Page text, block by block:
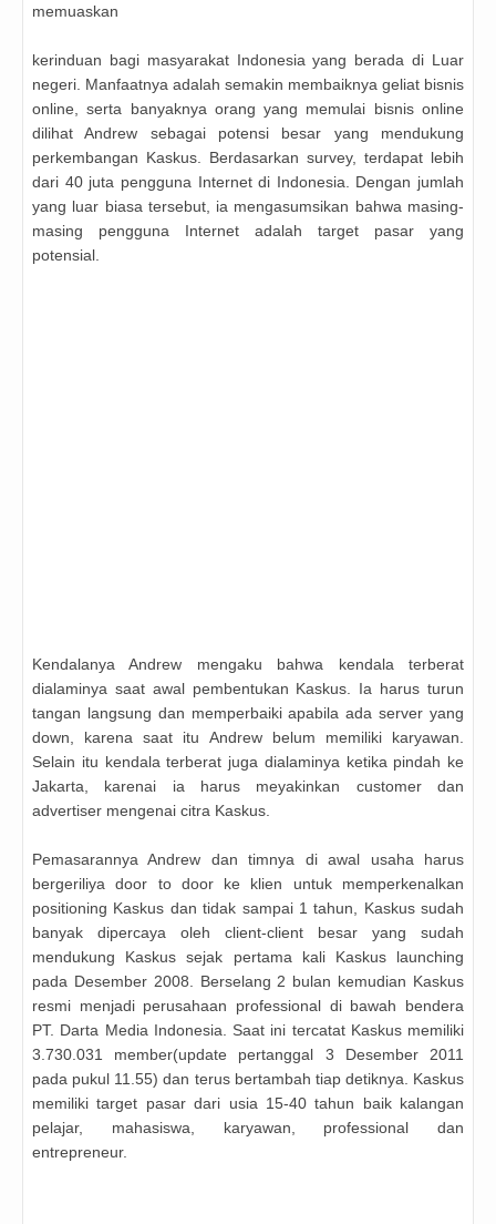
memuaskan
kerinduan bagi masyarakat Indonesia yang berada di Luar
negeri. Manfaatnya adalah semakin membaiknya geliat bisnis
online, serta banyaknya orang yang memulai bisnis online
dilihat Andrew sebagai potensi besar yang mendukung
perkembangan Kaskus. Berdasarkan survey, terdapat lebih
dari 40 juta pengguna Internet di Indonesia. Dengan jumlah
yang luar biasa tersebut, ia mengasumsikan bahwa masing-
masing pengguna Internet adalah target pasar yang
potensial.
Kendalanya Andrew mengaku bahwa kendala terberat
dialaminya saat awal pembentukan Kaskus. Ia harus turun
tangan langsung dan memperbaiki apabila ada server yang
down, karena saat itu Andrew belum memiliki karyawan.
Selain itu kendala terberat juga dialaminya ketika pindah ke
Jakarta, karenai ia harus meyakinkan customer dan
advertiser mengenai citra Kaskus.
Pemasarannya Andrew dan timnya di awal usaha harus
bergeriliya door to door ke klien untuk memperkenalkan
positioning Kaskus dan tidak sampai 1 tahun, Kaskus sudah
banyak dipercaya oleh client-client besar yang sudah
mendukung Kaskus sejak pertama kali Kaskus launching
pada Desember 2008. Berselang 2 bulan kemudian Kaskus
resmi menjadi perusahaan professional di bawah bendera
PT. Darta Media Indonesia. Saat ini tercatat Kaskus memiliki
3.730.031 member(update pertanggal 3 Desember 2011
pada pukul 11.55) dan terus bertambah tiap detiknya. Kaskus
memiliki target pasar dari usia 15-40 tahun baik kalangan
pelajar, mahasiswa, karyawan, professional dan
entrepreneur.